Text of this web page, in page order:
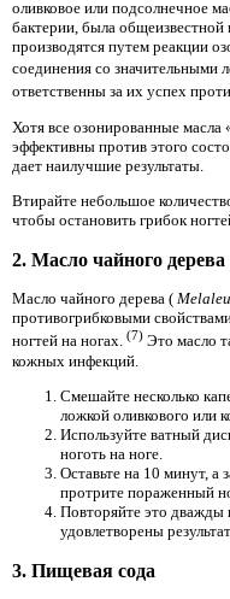
оливковое или подсолнечное
бактерии, была
производятся путем реакции
соединения со значительными
ответственны за их успех
Хотя все озонированные
эффективны против этого
дает наилучшие результаты.
Втирайте небольшое
чтобы остановить грибок
2. Масло чайного дерева
Масло чайного дерева (
противогрибковыми
ногтей на ногах. (7) Это масло
кожных инфекций.
Смешайте несколько
ложкой оливкового или
Используйте ватный
ноготь на ноге.
Оставьте на 10 минут,
протрите пораженный
Повторяйте это дважды
удовлетворены
3. Пищевая сода